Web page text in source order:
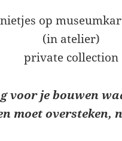
op
(in atelier)
private collection
voor je bouwen
moet oversteken,